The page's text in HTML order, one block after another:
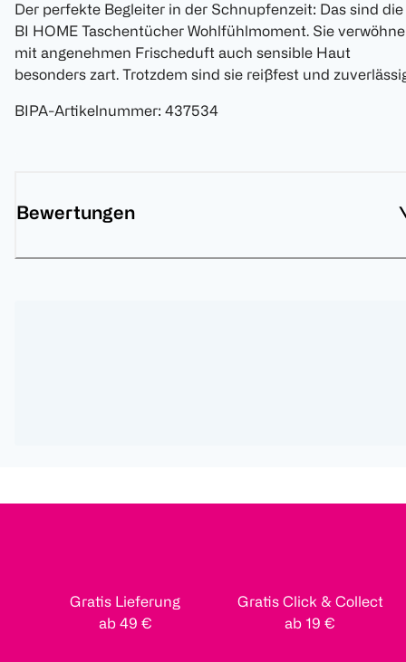
Der perfekte Begleiter in der Schnupfenzeit: Das sind die
BI HOME Taschentücher Wohlfühlmoment. Sie
mit angenehmen Frischeduft auch sensible Haut
besonders zart. Trotzdem sind sie reißfest und
BIPA-Artikelnummer: 437534
Bewertungen
Gratis Lieferung
ab 49 €
Gratis Click & Collect
ab 19 €